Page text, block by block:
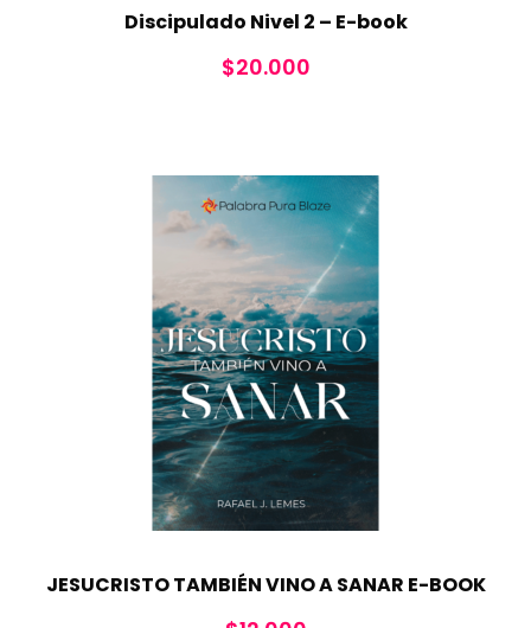
Discipulado Nivel 2 – E-book
$20.000
JESUCRISTO TAMBIÉN VINO A SANAR E-BOOK